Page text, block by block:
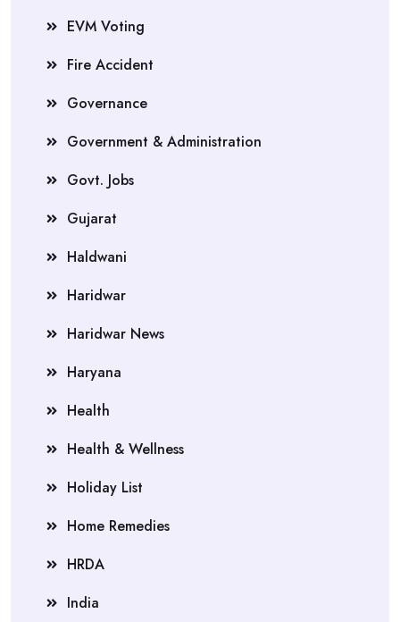
EVM Voting
Fire Accident
Governance
Government & Administration
Govt. Jobs
Gujarat
Haldwani
Haridwar
Haridwar News
Haryana
Health
Health & Wellness
Holiday List
Home Remedies
HRDA
India